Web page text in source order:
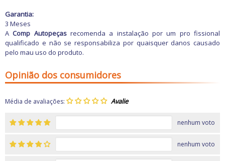
Garantia:
3 Meses
AComp Autopeçasrecomenda a instalação por um pro fissional
qualificado e não se responsabiliza por quaisquer danos causado
pelo mau uso do produto.
Opinião dos consumidores
Média de avaliações:
nenhum voto
nenhum voto